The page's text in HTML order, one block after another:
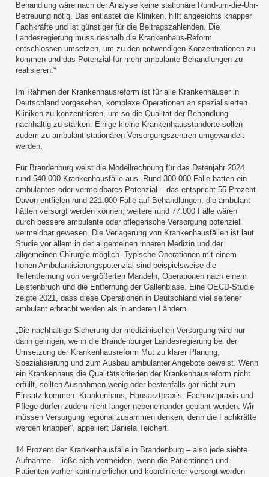
Behandlung wäre nach der Analyse keine stationäre Rund-um-die-Uhr-
Betreuung nötig. Das entlastet die Kliniken, hilft angesichts knapper
Fachkräfte und ist günstiger für die Beitragszahlenden. Die
Landesregierung muss deshalb die Krankenhaus-Reform
entschlossen umsetzen, um zu den notwendigen Konzentrationen zu
kommen und das Potenzial für mehr ambulante Behandlungen zu
realisieren.“
Im Rahmen der Krankenhausreform ist für alle Krankenhäuser in
Deutschland vorgesehen, komplexe Operationen an spezialisierten
Kliniken zu konzentrieren, um so die Qualität der Behandlung
nachhaltig zu stärken. Einige kleine Krankenhausstandorte sollen
zudem zu ambulant-stationären Versorgungszentren umgewandelt
werden.
Für Brandenburg weist die Modellrechnung für das Datenjahr 2024
rund 540.000 Krankenhausfälle aus. Rund 300.000 Fälle hatten ein
ambulantes oder vermeidbares Potenzial – das entspricht 55 Prozent.
Davon entfielen rund 221.000 Fälle auf Behandlungen, die ambulant
hätten versorgt werden können; weitere rund 77.000 Fälle wären
durch bessere ambulante oder pflegerische Versorgung potenziell
vermeidbar gewesen. Die Verlagerung von Krankenhausfällen ist laut
Studie vor allem in der allgemeinen inneren Medizin und der
allgemeinen Chirurgie möglich. Typische Operationen mit einem
hohen Ambulantisierungspotenzial sind beispielsweise die
Teilentfernung von vergrößerten Mandeln, Operationen nach einem
Leistenbruch und die Entfernung der Gallenblase. Eine OECD-Studie
zeigte 2021, dass diese Operationen in Deutschland viel seltener
ambulant erbracht werden als in anderen Ländern.
„Die nachhaltige Sicherung der medizinischen Versorgung wird nur
dann gelingen, wenn die Brandenburger Landesregierung bei der
Umsetzung der Krankenhausreform Mut zu klarer Planung,
Spezialisierung und zum Ausbau ambulanter Angebote beweist. Wenn
ein Krankenhaus die Qualitätskriterien der Krankenhausreform nicht
erfüllt, sollten Ausnahmen wenig oder bestenfalls gar nicht zum
Einsatz kommen. Krankenhaus, Hausarztpraxis, Facharztpraxis und
Pflege dürfen zudem nicht länger nebeneinander geplant werden. Wir
müssen Versorgung regional zusammen denken, denn die Fachkräfte
werden knapper“, appelliert Daniela Teichert.
14 Prozent der Krankenhausfälle in Brandenburg – also jede siebte
Aufnahme – ließe sich vermeiden, wenn die Patientinnen und
Patienten vorher kontinuierlicher und koordinierter versorgt werden